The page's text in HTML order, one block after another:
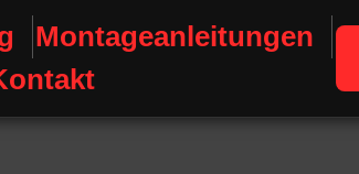
Montageanleitungen